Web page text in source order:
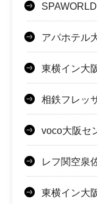
アパホテル
東横イン大
相鉄フレッ
voco大阪セ
レフ関空泉
東横イン大